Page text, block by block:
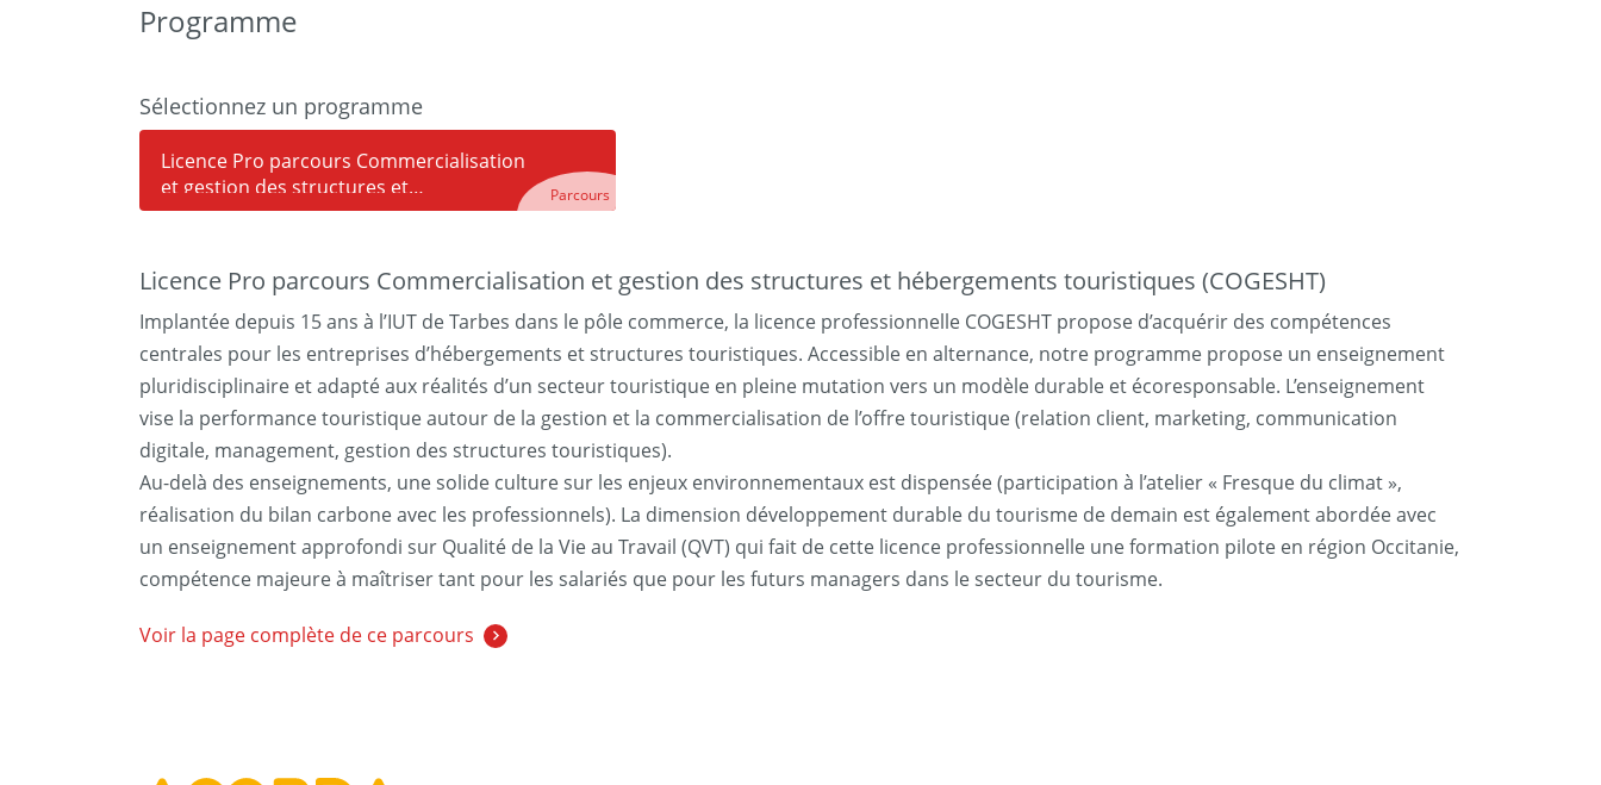
Programme
Sélectionnez un programme
Licence Pro parcours Commercialisation
et gestion des structures et
hébergements touristiques (COGESHT)
Parcours
Licence Pro parcours Commercialisation et gestion des structures et hébergements touristiques (COGESHT)
Implantée depuis 15 ans à l’IUT de Tarbes dans le pôle commerce, la licence professionnelle COGESHT propose d’acquérir des compétences
centrales pour les entreprises d’hébergements et structures touristiques. Accessible en alternance, notre programme propose un enseignement
pluridisciplinaire et adapté aux réalités d’un secteur touristique en pleine mutation vers un modèle durable et écoresponsable. L’enseignement
vise la performance touristique autour de la gestion et la commercialisation de l’offre touristique (relation client, marketing, communication
digitale, management, gestion des structures touristiques).
Au-delà des enseignements, une solide culture sur les enjeux environnementaux est dispensée (participation à l’atelier « Fresque du climat »,
réalisation du bilan carbone avec les professionnels). La dimension développement durable du tourisme de demain est également abordée avec
un enseignement approfondi sur Qualité de la Vie au Travail (QVT) qui fait de cette licence professionnelle une formation pilote en région Occitanie,
compétence majeure à maîtriser tant pour les salariés que pour les futurs managers dans le secteur du tourisme.
Voir la page complète de ce parcours